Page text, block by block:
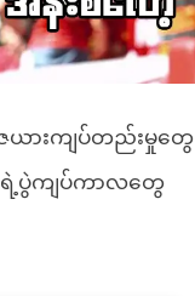
ားကျပ်တည်းမှုတွေ
ပွဲကျပ်ကာလတွေ